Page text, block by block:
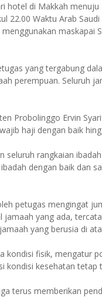
hotel di Makkah
22.00 Waktu Arab
maskapai
yang tergabung
perempuan. Seluruh
Probolinggo Ervin
haji dengan baik
rangkaian
dengan baik dan
petugas mengingat
yang ada,
yang berusia di
kondisi fisik, mengatur
kesehatan tetap
terus memberikan